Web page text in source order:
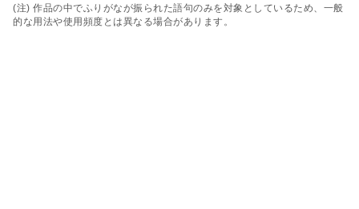
(注) 作品の中でふりがなが振られた語句のみを対象としているため、一般
的な用法や使用頻度とは異なる場合があります。